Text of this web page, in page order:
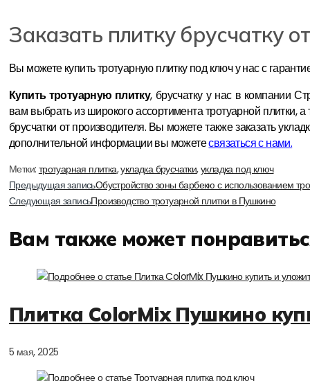
Заказать плитку брусчатку
Вы можете купить тротуарную плитку под ключ у нас с
Купить тротуарную плитку, брусчатку у нас в компании
вам выбрать из широкого ассортимента тротуарной плитки,
брусчатки от производителя. Вы можете также заказать
дополнительной информации вы можетесвязаться с нами.
Метки: тротуарная плитка,укладка брусчатки,укладка под ключ
Еще
статьи
Предыдущая записьОбустройство зоны барбекю с использованием
Следующая записьПроизводство тротуарной плитки в Пушкино
Вам также может
Плитка ColorMix Пушкино
5 мая, 2025